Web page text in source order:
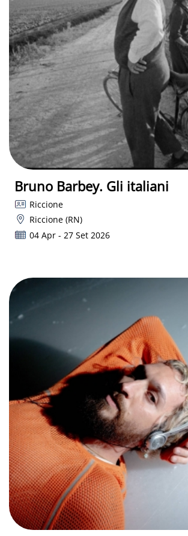
Bruno Barbey. Gli italiani
Riccione
Riccione (RN)
04 Apr - 27 Set 2026